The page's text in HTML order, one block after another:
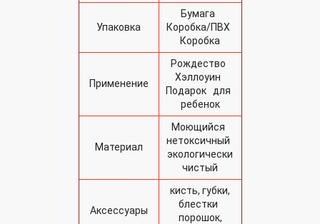
Упаковка
Бумага
Коробка/ПВХ
Коробка
Применение
Рождество
Хэллоуин
Подарок для
ребенок
Материал
Моющийся
нетоксичный
экологически
чистый
Аксессуары
кисть, губки,
блестки
порошок,